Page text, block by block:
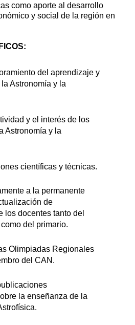
como aporte al desarrollo
y social de la región en
del aprendizaje y
Astronomía y la
y el interés de los
Astronomía y la
científicas y técnicas.
a la permanente
de
los docentes tanto del
del primario.
Olimpiadas Regionales
del CAN.
la enseñanza de la